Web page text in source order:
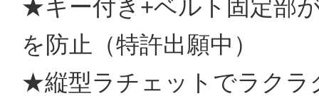
★キー付き+ベルト固定部
を防止（特許出願中）
★縦型ラチェットでラクラ